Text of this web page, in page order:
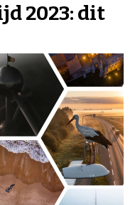
2023: dit